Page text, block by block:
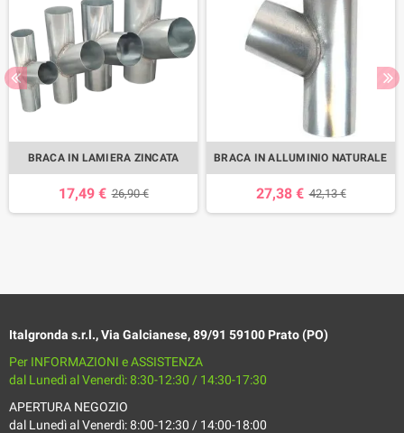
BRACA IN LAMIERA ZINCATA
17,49 € 26,90 €
BRACA IN ALLUMINIO NATURALE
27,38 € 42,13 €
Italgronda s.r.l., Via Galcianese, 89/91 59100 Prato (PO)
Per INFORMAZIONI e ASSISTENZA
dal Lunedì al Venerdì: 8:30-12:30 / 14:30-17:30
APERTURA NEGOZIO
dal Lunedì al Venerdì: 8:00-12:30 / 14:00-18:00